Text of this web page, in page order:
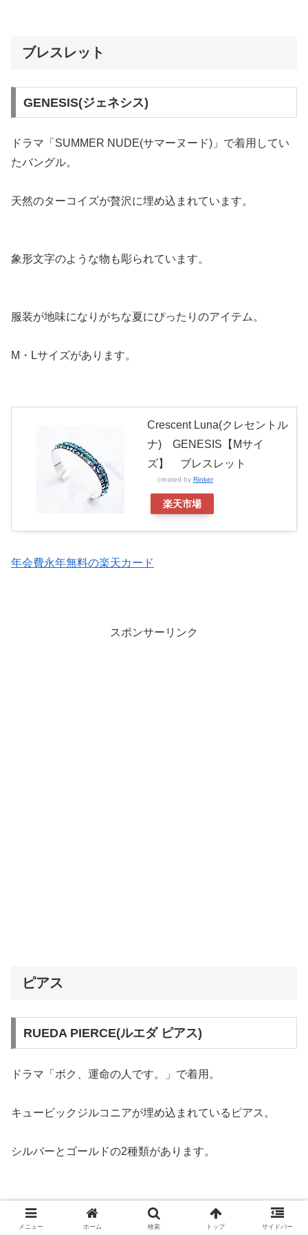
ブレスレット
GENESIS(ジェネシス)
ドラマ「SUMMER NUDE(サマーヌード)」で着用してい
たバングル。
天然のターコイズが贅沢に埋め込まれています。
象形文字のような物も彫られています。
服装が地味になりがちな夏にぴったりのアイテム。
M・Lサイズがあります。
Crescent Luna(クレセントル
ナ) GENESIS【Mサイ
ズ】 ブレスレット
created by Rinker
楽天市場
年会費永年無料の楽天カード
スポンサーリンク
ピアス
RUEDA PIERCE(ルエダ ピアス)
ドラマ「ボク、運命の人です。」で着用。
キュービックジルコニアが埋め込まれているピアス。
シルバーとゴールドの2種類があります。
メニュー ホーム 検索 トップ サイドバー